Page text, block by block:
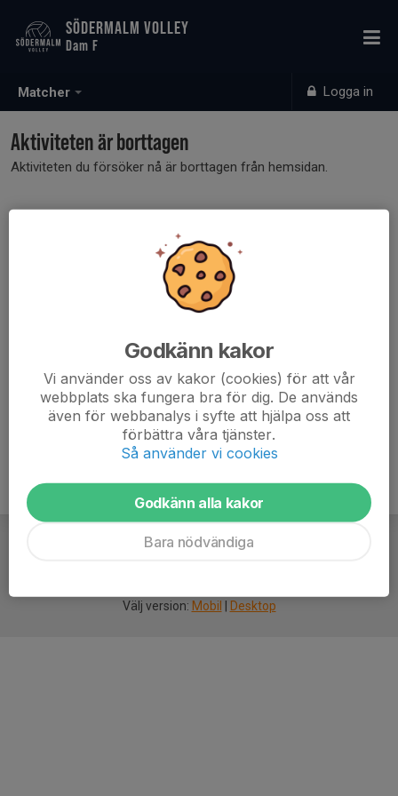
Matcher Logga in
SÖDERMALM VOLLEY
Dam F
Aktiviteten är borttagen
Aktiviteten du försöker nå är borttagen från hemsidan.
Välj version: Mobil Desktop
Godkänn kakor
Vi använder oss av kakor (cookies) för att vår
webbplats ska fungera bra för dig. De används
även för webbanalys i syfte att hjälpa oss att
förbättra våra tjänster.
Så använder vi cookies
Godkänn alla kakor
Bara nödvändiga